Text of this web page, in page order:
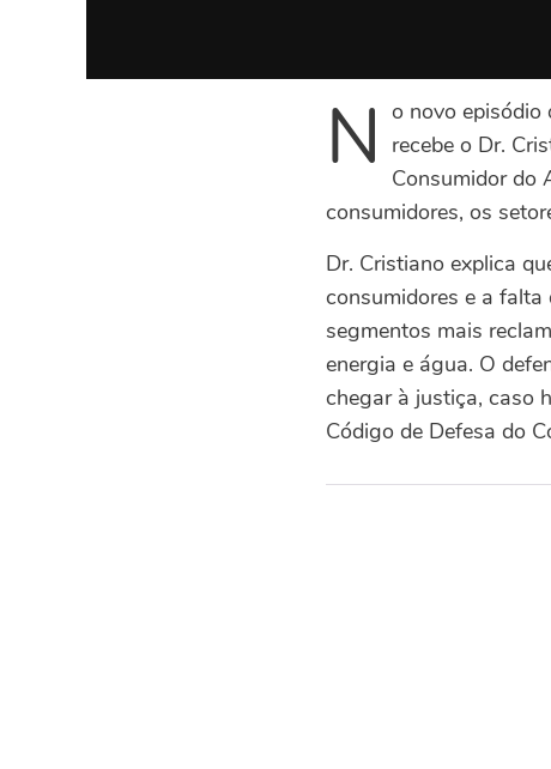
No novo episódio
recebe o Dr.
Consumidor do
consumidores, os
Dr. Cristiano explica
consumidores e a
segmentos mais
energia e água. O
chegar à justiça, caso
Código de Defesa do